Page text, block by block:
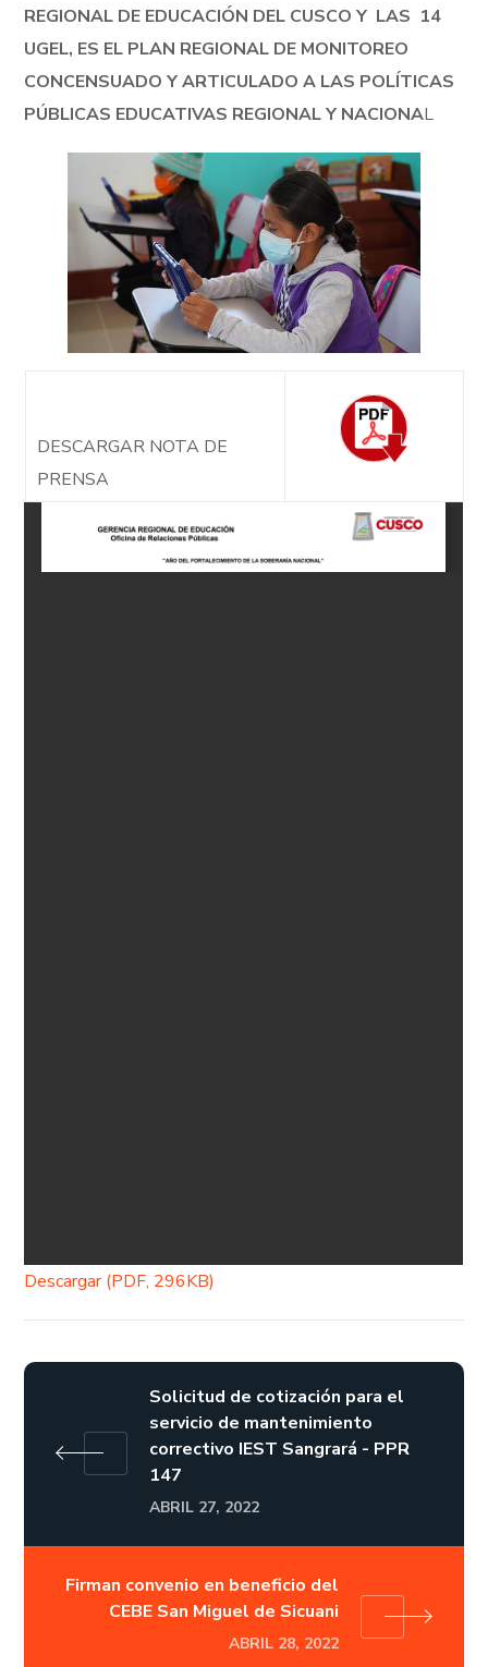
REGIONAL DE EDUCACIÓN DEL CUSCO Y LAS 14
UGEL, ES EL PLAN REGIONAL DE MONITOREO
CONCENSUADO Y ARTICULADO A LAS POLÍTICAS
PÚBLICAS EDUCATIVAS REGIONAL Y NACIONAL
DESCARGAR NOTA DE
PRENSA
Descargar (PDF, 296KB)
Solicitud de cotización para el
servicio de mantenimiento
correctivo IEST Sangrará - PPR
147
ABRIL 27, 2022
Firman convenio en beneficio del
CEBE San Miguel de Sicuani
ABRIL 28, 2022